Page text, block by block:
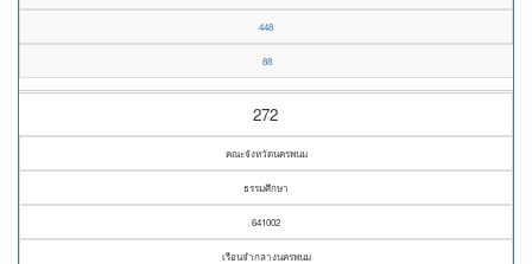
448
88
272
คณะจังหวัดนครพนม
ธรรมศึกษา
641002
เรือนจำกลางนครพนม